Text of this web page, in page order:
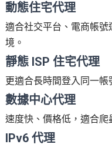
動態住宅代理
適合社交平台、電商帳
境。
靜態 ISP 住宅代理
更適合長時間登入同一帳
數據中心代理
速度快、價格低，適合爬
IPv6 代理